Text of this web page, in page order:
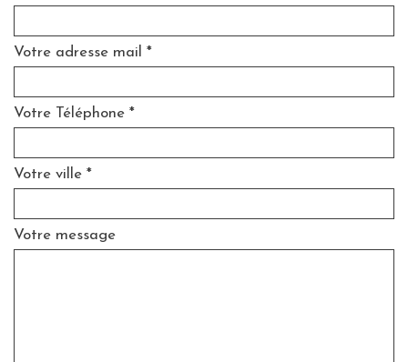
Votre adresse mail *
Votre Téléphone *
Votre ville *
Votre message